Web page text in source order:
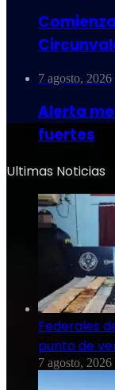
7 agosto, 2026
Alerta
fuertes
Ultimas Noticias
Federales
punto de
7 agosto, 2026